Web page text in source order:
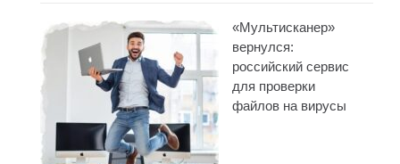
«Мультисканер»
вернулся:
российский сервис
для проверки
файлов на вирусы